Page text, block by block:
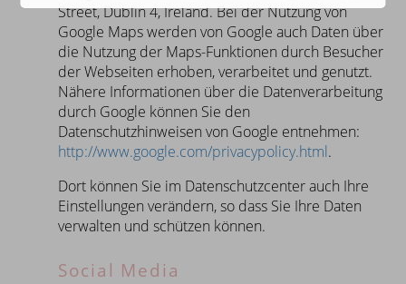
Street, Dublin 4, Ireland. Bei der Nutzung von
Google Maps werden von Google auch Daten über
die Nutzung der Maps-Funktionen durch Besucher
der Webseiten erhoben, verarbeitet und genutzt.
Nähere Informationen über die Datenverarbeitung
durch Google können Sie den
Datenschutzhinweisen von Google entnehmen:
http://www.google.com/privacypolicy.html.
Dort können Sie im Datenschutzcenter auch Ihre
Einstellungen verändern, so dass Sie Ihre Daten
verwalten und schützen können.
Social Media